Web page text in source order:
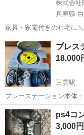
株式会社
兵庫県
家具・家電付きの社宅に
｜未経験から月収例32万円♪｜
のお仕事 ◇車体用電池の製造◇ 機械の操作、部品のセッ
査、清掃業務など。 ...
兵庫 姫路市 白
プレス
18,000
三雲駅
プレーステーション本体
枚・ソフトおまけ１枚・AV用ケーブル 写真
す。 長らく使っていないので万が一故障などの場合でもノークレーム
ノーリターンでお願いしま
滋賀 湖南市
ps4コ
3,000円